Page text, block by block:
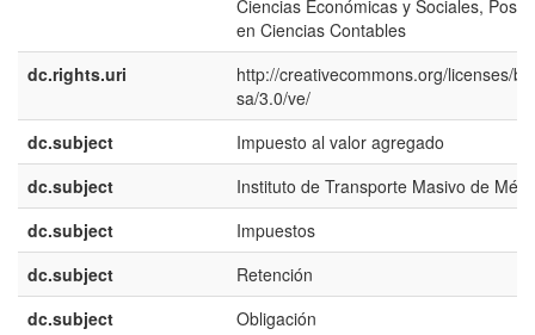
Ciencias Económicas y Sociales,
en Ciencias Contables
dc.rights.uri
http://creativecommons.org/licenses/
sa/3.0/ve/
dc.subject
Impuesto al valor agregado
dc.subject
Instituto de Transporte Masivo de
dc.subject
Impuestos
dc.subject
Retención
dc.subject
Obligación